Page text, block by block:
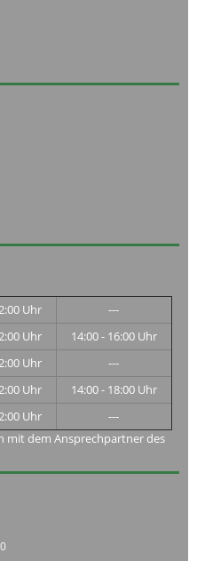
Uhr
---
Uhr
14:00 - 16:00 Uhr
Uhr
---
Uhr
14:00 - 18:00 Uhr
Uhr
---
mit dem Ansprechpartner des